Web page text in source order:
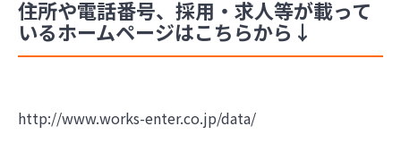
住所や電話番号、採用・求人等が載って
いるホームページはこちらから↓
http://www.works-enter.co.jp/data/